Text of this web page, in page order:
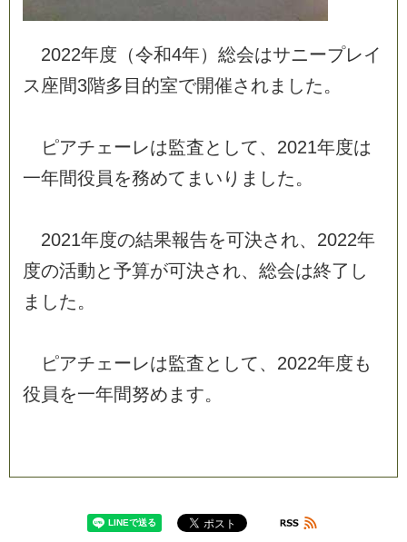
2022年度 （令和4年） 総会はサニープレイ
ス 座間3階多 目 的室で開催さ れま した。
ピアチ ェ ーレは監査と して、 2021年度は
一年間役 員 を務めて ま い り ま した。
2021年度の結果報告を可決さ れ、 2022年
度の活動と予算が可決さ れ、 総会は終了 し
ま した。
ピアチ ェ ーレは監査と して、 2022年度も
役 員 を一年間努め ま す。